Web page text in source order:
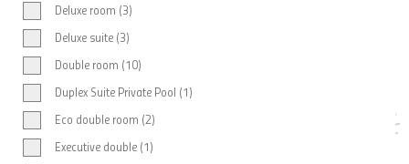
Deluxe room (3)
Deluxe suite (3)
Double room (10)
Duplex Suite Private Pool (1)
Eco double room (2)
Executive double (1)